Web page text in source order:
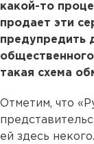
какой-то
продает эти
предупредить
такая схема
Отметим, что
ей здесь